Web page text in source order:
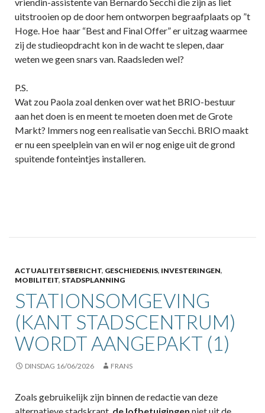
uitstrooien op de door hem ontworpen begraafplaats op ”t
Hoge. Hoe haar “Best and Final Offer” er uitzag waarmee
zij de studieopdracht kon in de wacht te slepen, daar
weten we geen snars van. Raadsleden wel?
P.S.
Wat zou Paola zoal denken over wat het BRIO-bestuur
aan het doen is en meent te moeten doen met de Grote
Markt? Immers nog een realisatie van Secchi. BRIO maakt
er nu een speelplein van en wil er nog enige uit de grond
spuitende fonteintjes installeren.
ACTUALITEITSBERICHT, GESCHIEDENIS, INVESTERINGEN,
MOBILITEIT, STADSPLANNING
STATIONSOMGEVING
(KANT STADSCENTRUM)
WORDT AANGEPAKT (1)
DINSDAG 16/06/2026 FRANS
Zoals gebruikelijk zijn binnen de redactie van deze